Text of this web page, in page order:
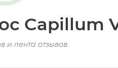
Capillum
и лента отзывов